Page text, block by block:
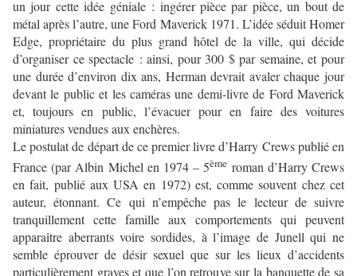
un jour cette idée géniale : ingérer pièce par pièce, un bout de
métal après l’autre, une Ford Maverick 1971. L’idée séduit Homer
Edge, propriétaire du plus grand hôtel de la ville, qui décide
d’organiser ce spectacle : ainsi, pour 300 $ par semaine, et pour
une durée d’environ dix ans, Herman devrait avaler chaque jour
devant le public et les caméras une demi-livre de Ford Maverick
et, toujours en public, l’évacuer pour en faire des voitures
miniatures vendues aux enchères.
Le postulat de départ de ce premier livre d’Harry Crews publié en
France (par Albin Michel en 1974 – 5ème roman d’Harry Crews
en fait, publié aux USA en 1972) est, comme souvent chez cet
auteur, étonnant. Ce qui n’empêche pas le lecteur de suivre
tranquillement cette famille aux comportements qui peuvent
apparaître aberrants voire sordides, à l’image de Junell qui ne
semble éprouver de désir sexuel que sur les lieux d’accidents
particulièrement graves et que l’on retrouve sur la banquette de sa